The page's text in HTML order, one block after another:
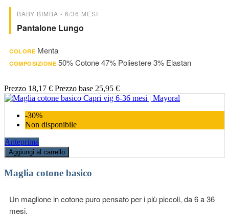
BABY BIMBA - 6/36 MESI
Pantalone Lungo
COLORE Menta
COMPOSIZIONE 50% Cotone 47% Poliestere 3% Elastan
Prezzo 18,17 € Prezzo base 25,95 €
-30%
Non disponibile
Anteprima
Aggiungi al carrello
Maglia cotone basico
Un maglione in cotone puro pensato per i più piccoli, da 6 a 36
mesi.